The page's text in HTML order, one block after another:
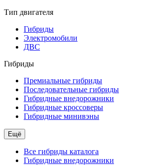
Тип двигателя
Гибриды
Электромобили
ДВС
Гибриды
Премиальные гибриды
Последовательные гибриды
Гибридные внедорожники
Гибридные кроссоверы
Гибридные минивэны
Ещё
Все гибриды каталога
Гибридные внедорожники